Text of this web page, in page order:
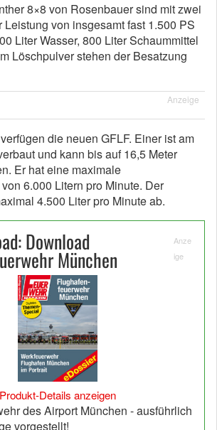
8×8 von Rosenbauer sind mit zwei
Leistung von insgesamt fast 1.500 PS
Liter Wasser, 800 Liter Schaummittel
Löschpulver stehen der Besatzung
Anzeige
die neuen GFLF. Einer ist am
und kann bis auf 16,5 Meter
Er hat eine maximale
6.000 Litern pro Minute. Der
4.500 Liter pro Minute ab.
Download
München
Anze
ige
Produkt-Details anzeigen
des Airport München - ausführlich
vorgestellt!